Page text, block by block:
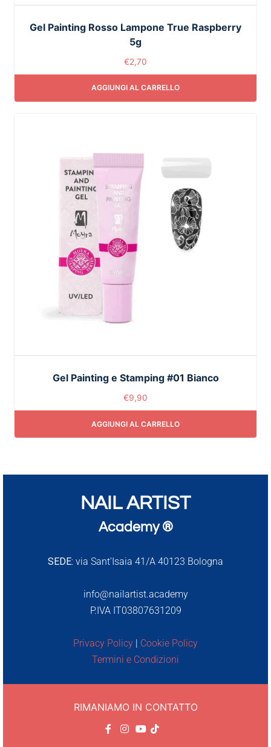
Gel Painting Rosso Lampone True Raspberry
5g
€2,70
AGGIUNGI AL CARRELLO
Gel Painting e Stamping #01 Bianco
€9,90
AGGIUNGI AL CARRELLO
NAIL ARTIST
Academy ®
SEDE: via Sant’Isaia 41/A 40123 Bologna
info@nailartist.academy
P.IVA IT03807631209
Privacy Policy | Cookie Policy
Termini e Condizioni
RIMANIAMO IN CONTATTO